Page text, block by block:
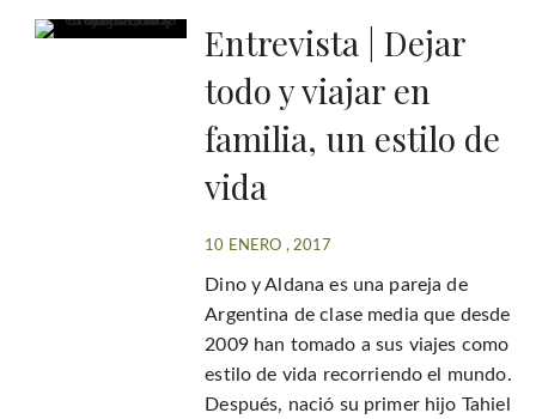
Entrevista | Dejar
todo y viajar en
familia, un estilo de
vida
10 ENERO , 2017
Dino y Aldana es una pareja de
Argentina de clase media que desde
2009 han tomado a sus viajes como
estilo de vida recorriendo el mundo.
Después, nació su primer hijo Tahiel